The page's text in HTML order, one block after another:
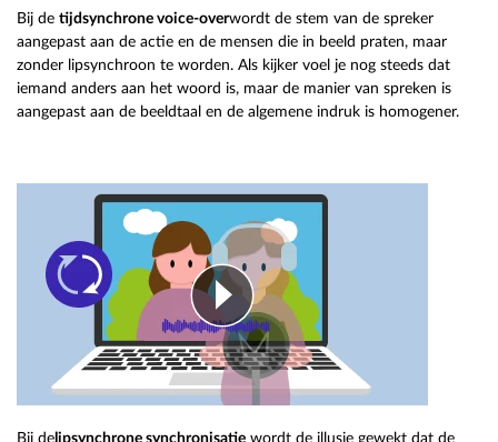
Bij de tijdsynchrone voice-overwordt de stem van de spreker
aangepast aan de actie en de mensen die in beeld praten, maar
zonder lipsynchroon te worden. Als kijker voel je nog steeds dat
iemand anders aan het woord is, maar de manier van spreken is
aangepast aan de beeldtaal en de algemene indruk is homogener.
Bij de lipsynchrone synchronisatie wordt de illusie gewekt dat de